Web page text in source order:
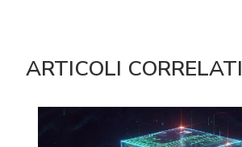
ARTICOLI CORRELATI